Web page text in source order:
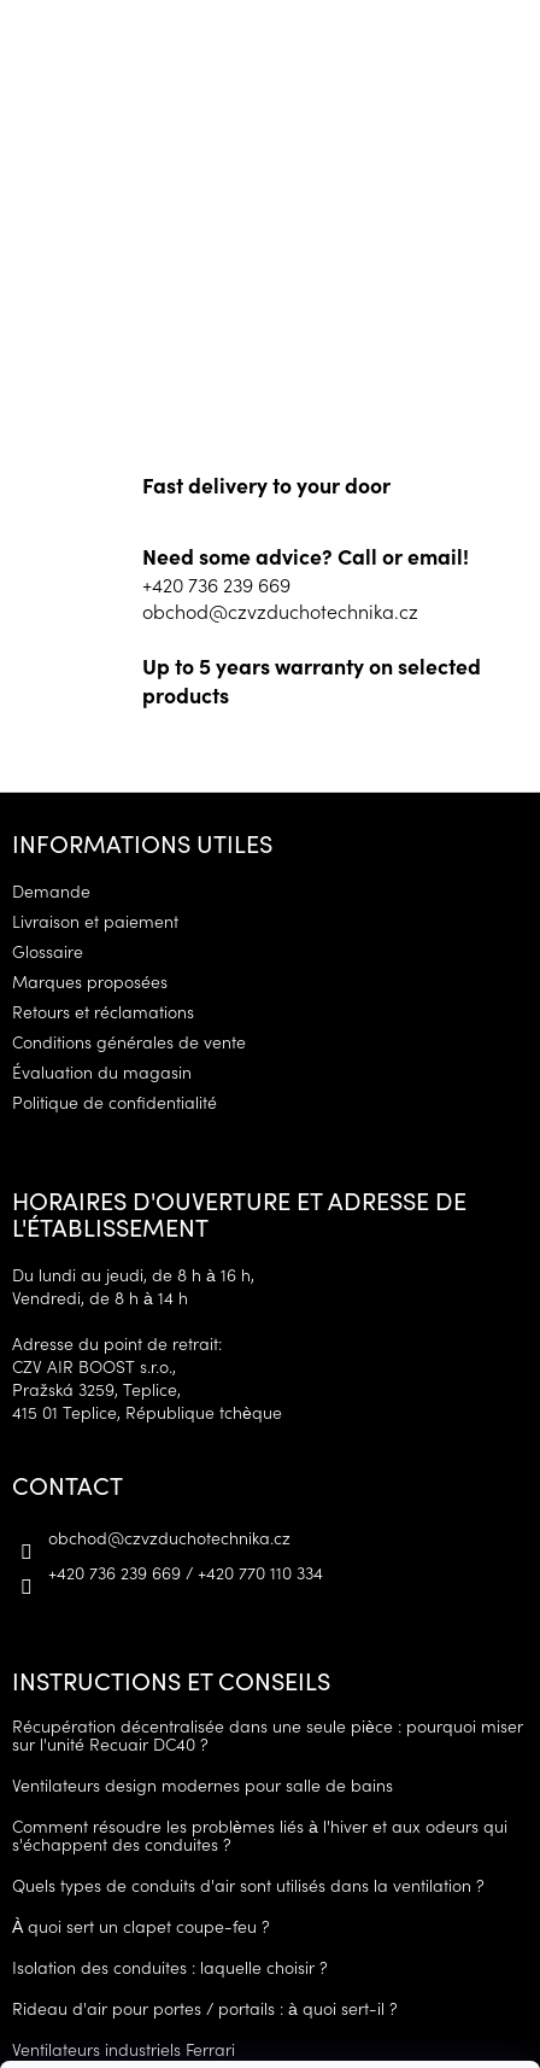
Fast delivery to your door
Need some advice? Call or email!
+420 736 239 669
obchod@czvzduchotechnika.cz
Up to 5 years warranty on selected
products
P
p
INFORMATIONS UTILES
Demande
Livraison et paiement
Glossaire
Marques proposées
Retours et réclamations
Conditions générales de vente
Évaluation du magasin
Politique de confidentialité
HORAIRES D'OUVERTURE ET ADRESSE DE
L'ÉTABLISSEMENT
Du lundi au jeudi, de 8 h à 16 h,
Vendredi, de 8 h à 14 h
Adresse du point de retrait:
CZV AIR BOOST s.r.o.,
Pražská 3259, Teplice,
415 01 Teplice, République tchèque
CONTACT
obchod@czvzduchotechnika.cz
+420 736 239 669 / +420 770 110 334
INSTRUCTIONS ET CONSEILS
Récupération décentralisée dans une seule pièce : pourquoi miser
sur l'unité Recuair DC40 ?
Ventilateurs design modernes pour salle de bains
Comment résoudre les problèmes liés à l'hiver et aux odeurs qui
s'échappent des conduites ?
Quels types de conduits d'air sont utilisés dans la ventilation ?
À quoi sert un clapet coupe-feu ?
Isolation des conduites : laquelle choisir ?
Rideau d'air pour portes / portails : à quoi sert-il ?
Ventilateurs industriels Ferrari